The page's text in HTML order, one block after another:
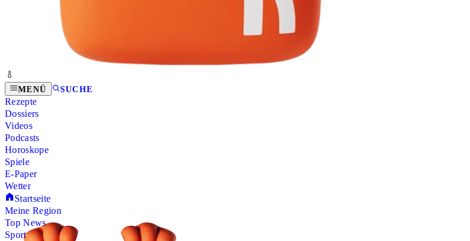
MENÜ SUCHE
Rezepte
Dossiers
Videos
Podcasts
Horoskope
Spiele
E-Paper
Wetter
Startseite
Meine Region
Top News
Sport